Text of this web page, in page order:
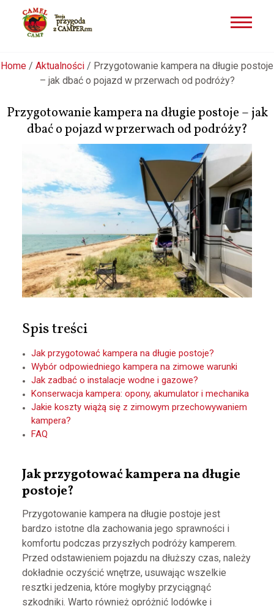
do
Home / Aktualności / Przygotowanie kampera na długie postoje
– jak dbać o pojazd w przerwach od podróży?
Przygotowanie kampera na długie postoje – jak
dbać o pojazd w przerwach od podróży?
Spis treści
Jak przygotować kampera na długie postoje?
Wybór odpowiedniego kampera na zimowe warunki
Jak zadbać o instalacje wodne i gazowe?
Konserwacja kampera: opony, akumulator i mechanika
Jakie koszty wiążą się z zimowym przechowywaniem
kampera?
FAQ
Jak przygotować kampera na długie
postoje?
Przygotowanie kampera na długie postoje jest
bardzo istotne dla zachowania jego sprawności i
komfortu podczas przyszłych podróży kamperem.
Przed odstawieniem pojazdu na dłuższy czas, należy
dokładnie oczyścić wnętrze, usuwając wszelkie
resztki jedzenia, które mogłyby przyciągnąć
szkodniki. Warto również opróżnić lodówkę i